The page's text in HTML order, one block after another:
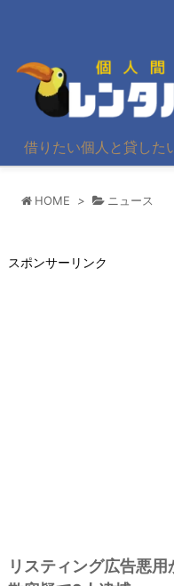
借りたい個人と貸した
HOME > ニュース
スポンサーリンク
リスティング広告悪